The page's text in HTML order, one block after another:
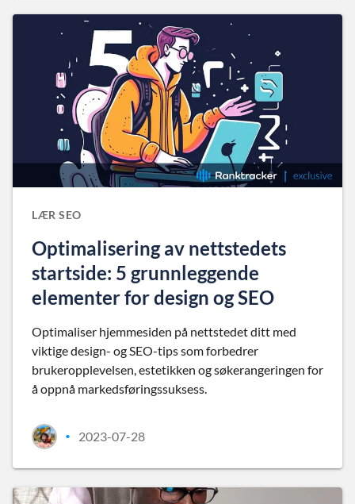
LÆR SEO
Optimalisering av nettstedets
startside: 5 grunnleggende
elementer for design og SEO
Optimaliser hjemmesiden på nettstedet ditt med
viktige design- og SEO-tips som forbedrer
brukeropplevelsen, estetikken og søkerangeringen for
å oppnå markedsføringssuksess.
• 2023-07-28